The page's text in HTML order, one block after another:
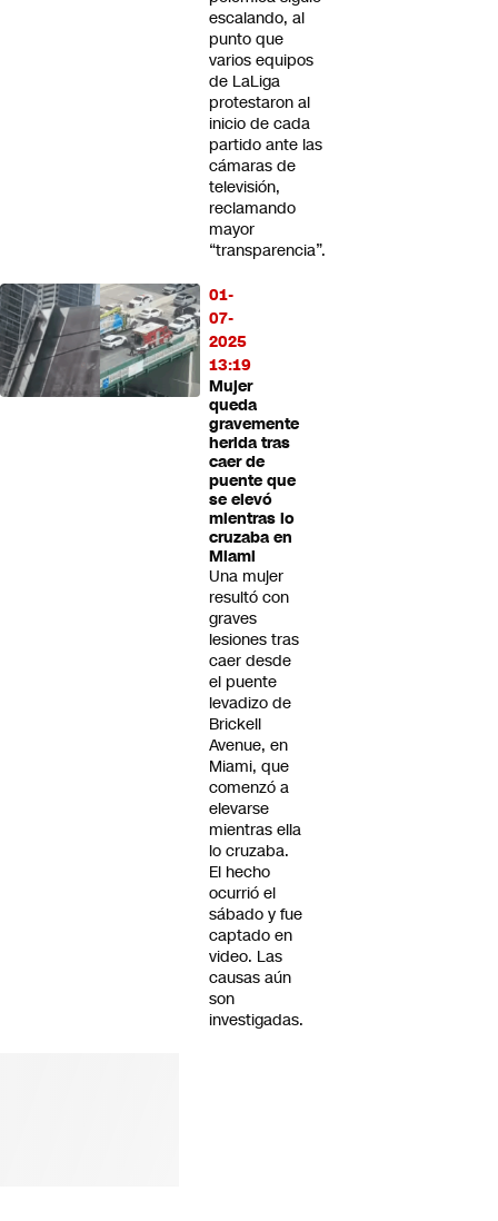
escalando, al
punto que
varios equipos
de LaLiga
protestaron al
inicio de cada
partido ante las
cámaras de
televisión,
reclamando
mayor
“transparencia”.
01-
07-
2025
13:19
Mujer
queda
gravemente
herida tras
caer de
puente que
se elevó
mientras lo
cruzaba en
Miami
Una mujer
resultó con
graves
lesiones tras
caer desde
el puente
levadizo de
Brickell
Avenue, en
Miami, que
comenzó a
elevarse
mientras ella
lo cruzaba.
El hecho
ocurrió el
sábado y fue
captado en
video. Las
causas aún
son
investigadas.